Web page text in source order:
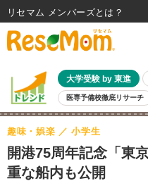
大学受験 by 東進
医専予備校徹底リサーチ
親子で考える大学選び 高校受験
共通テスト 夏休み
8月開催イベント・WS 全国公立高
自由研究教材（小学生向け）
開港75周年記念「東
重な船内も公開
趣味・娯楽 小学生
リセマム メンバーズ